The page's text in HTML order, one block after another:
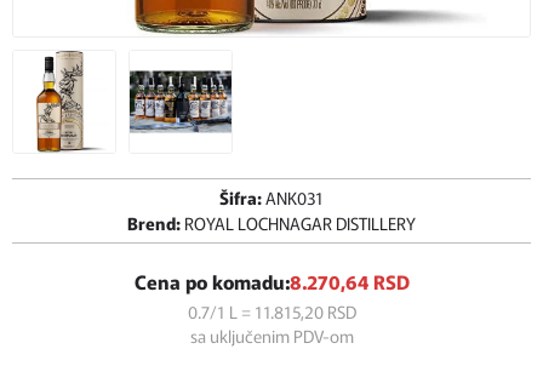
Šifra:ANK031
Brend: ROYAL LOCHNAGAR DISTILLERY
Cena po komadu:8.270,64 RSD
0.7/1 L = 11.815,20 RSD
sa uključenim PDV-om